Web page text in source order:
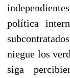
política
niegue los
siga